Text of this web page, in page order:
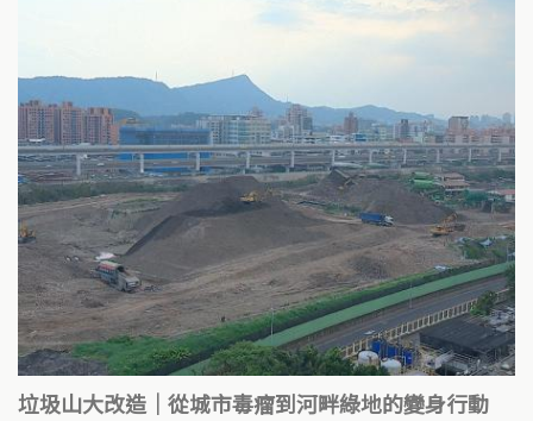
垃圾山大改造｜從城市毒瘤到河畔綠地的變身行動